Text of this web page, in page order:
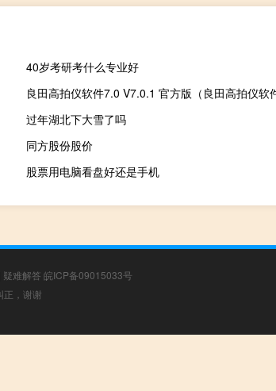
40岁考研考什么专业好
过年湖北下大雪了吗
同方股份股价
股票用电脑看盘好还是手机
疑难解答 皖ICP备09015033号
正，谢谢